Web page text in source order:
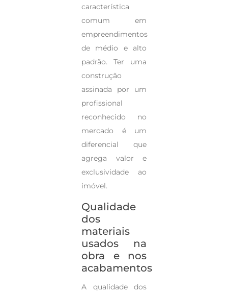
característica
comum em
empreendimentos
de médio e alto
padrão. Ter uma
construção
assinada por um
profissional
reconhecido no
mercado é um
diferencial que
agrega valor e
exclusividade ao
imóvel.
Qualidade
dos
materiais
usados na
obra e nos
acabamentos
A qualidade dos